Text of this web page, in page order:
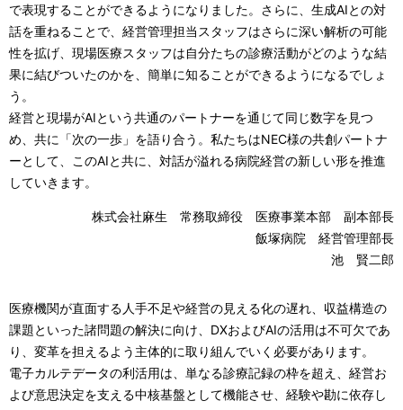
で表現することができるようになりました。さらに、生成AIとの対
話を重ねることで、経営管理担当スタッフはさらに深い解析の可能
性を拡げ、現場医療スタッフは自分たちの診療活動がどのような結
果に結びついたのかを、簡単に知ることができるようになるでしょ
う。
経営と現場がAIという共通のパートナーを通じて同じ数字を見つ
め、共に「次の一歩」を語り合う。私たちはNEC様の共創パートナ
ーとして、このAIと共に、対話が溢れる病院経営の新しい形を推進
していきます。
株式会社麻生 常務取締役 医療事業本部 副本部長
飯塚病院 経営管理部長
池 賢二郎
医療機関が直面する人手不足や経営の見える化の遅れ、収益構造の
課題といった諸問題の解決に向け、DXおよびAIの活用は不可欠であ
り、変革を担えるよう主体的に取り組んでいく必要があります。
電子カルテデータの利活用は、単なる診療記録の枠を超え、経営お
よび意思決定を支える中核基盤として機能させ、経験や勘に依存し